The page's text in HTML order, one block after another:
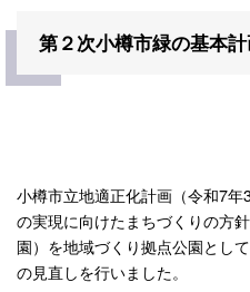
第２次小樽市緑の基本
小樽市立地適正化計画（令和7
の実現に向けたまちづくりの方
園）を地域づくり拠点公園とし
の見直しを行いました。